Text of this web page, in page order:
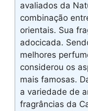
avaliados da
combinação
orientais. Sua
adocicada.
melhores
considerou os
mais famosas.
a variedade de
fragrâncias da